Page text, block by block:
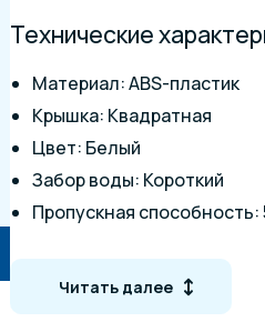
Технические
Материал: ABS-пластик
Крышка: Квадратная
Цвет: Белый
Забор воды: Короткий
Пропускная способность:
Подсоединение: ВР 1 1/2"
Варианты подсоединения:
Читать далее